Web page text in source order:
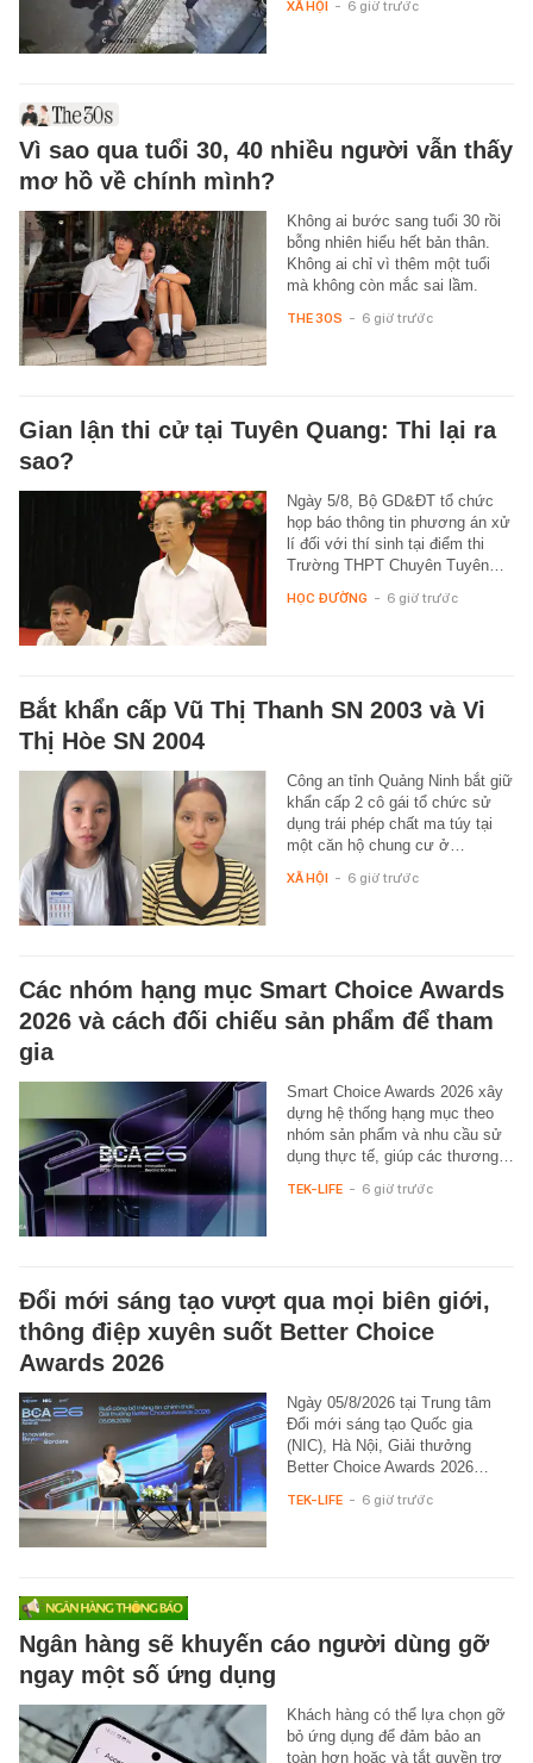
XÃ HỘI - 6 giờ trước
Vì sao qua tuổi 30, 40 nhiều người vẫn thấy
mơ hồ về chính mình?
Không ai bước sang tuổi 30 rồi
bỗng nhiên hiểu hết bản thân.
Không ai chỉ vì thêm một tuổi
mà không còn mắc sai lầm.
THE 30S - 6 giờ trước
Gian lận thi cử tại Tuyên Quang: Thi lại ra
sao?
Ngày 5/8, Bộ GD&ĐT tổ chức
họp báo thông tin phương án xử
lí đối với thí sinh tại điểm thi
Trường THPT Chuyên Tuyên…
HỌC ĐƯỜNG - 6 giờ trước
Bắt khẩn cấp Vũ Thị Thanh SN 2003 và Vi
Thị Hòe SN 2004
Công an tỉnh Quảng Ninh bắt giữ
khẩn cấp 2 cô gái tổ chức sử
dụng trái phép chất ma túy tại
một căn hộ chung cư ở…
XÃ HỘI - 6 giờ trước
Các nhóm hạng mục Smart Choice Awards
2026 và cách đối chiếu sản phẩm để tham
gia
Smart Choice Awards 2026 xây
dựng hệ thống hạng mục theo
nhóm sản phẩm và nhu cầu sử
dụng thực tế, giúp các thương…
TEK-LIFE - 6 giờ trước
Đổi mới sáng tạo vượt qua mọi biên giới,
thông điệp xuyên suốt Better Choice
Awards 2026
Ngày 05/8/2026 tại Trung tâm
Đổi mới sáng tạo Quốc gia
(NIC), Hà Nội, Giải thưởng
Better Choice Awards 2026…
TEK-LIFE - 6 giờ trước
Ngân hàng sẽ khuyến cáo người dùng gỡ
ngay một số ứng dụng
Khách hàng có thể lựa chọn gỡ
bỏ ứng dụng để đảm bảo an
toàn hơn hoặc và tắt quyền trợ